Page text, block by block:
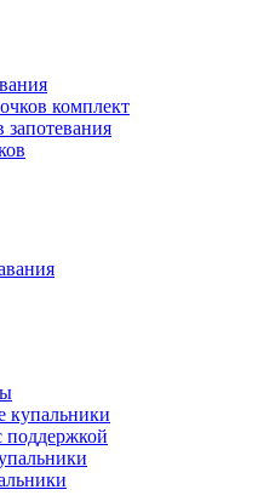
комплект
купальники
поддержкой